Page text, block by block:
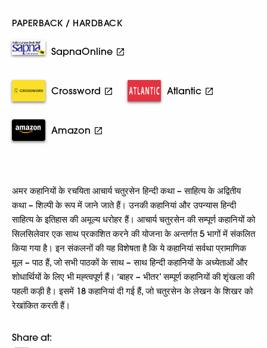
PAPERBACK / HARDBACK
SapnaOnline
Crossword Atlantic
Amazon
अमर कहानियों के रचयिता आचार्य चतुरसेन हिन्दी कथा – साहित्य के अद्वितीय
कथा – शिल्पी के रूप में जाने जाते हैं। उनकी कहानियां और उपन्यास हिन्दी
साहित्य के इतिहास की अमूल्य धरोहर हैं। आचार्य चतुरसेन की सम्पूर्ण कहानियों को
सिलसिलेवार एक साथ प्रकाशित करने की योजना के अन्तर्गत 5 भागों में संकलित
किया गया है। इन संकलनों की यह विशेषता है कि ये कहानियां सर्वथा प्रामाणिक
मूल – पाठ हैं, जो सभी पाठकों के साथ – साथ हिन्दी कहानियों के अध्येताओं और
शोधार्थियों के लिए भी मह्त्वपूर्ण हैं। ‘बाहर – भीतर’ सम्पूर्ण कहानियों की शृंखला की
पहली कड़ी है। इसमें 18 कहानियां दी गई हैं, जो चतुरसेन के लेखन के शिखर को
रेखांकित करती हैं।
Share at: